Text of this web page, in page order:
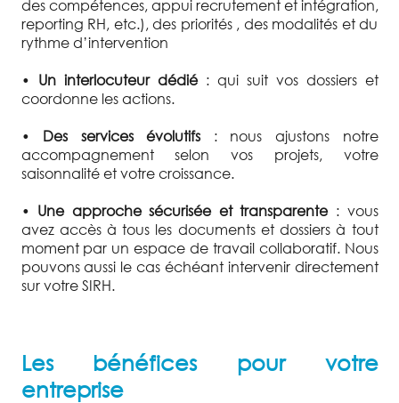
des compétences, appui recrutement et intégration,
reporting RH, etc.), des priorités , des modalités et du
rythme d’intervention
• Un interlocuteur dédié: qui suit vos dossiers et
coordonne les actions.
•
Des services évolutifs : nous ajustons notre
accompagnement selon vos projets, votre
saisonnalité et votre croissance.
• Une approche sécurisée et transparente: vous
avez accès à tous les documents et dossiers à tout
moment par un espace de travail collaboratif. Nous
pouvons aussi le cas échéant intervenir directement
sur votre SIRH.
Les bénéfices pour votre
entreprise